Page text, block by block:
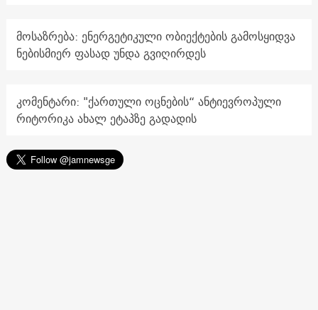
მოსაზრება: ენერგეტიკული ობიექტების გამოსყიდვა
ნებისმიერ ფასად უნდა გვიღირდეს
კომენტარი: "ქართული ოცნების“ ანტიევროპული
რიტორიკა ახალ ეტაპზე გადადის